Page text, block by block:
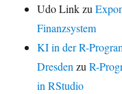
Udo Linkzu
Finanzsystem
KI in der R-
Dresden zuR-
in RStudio